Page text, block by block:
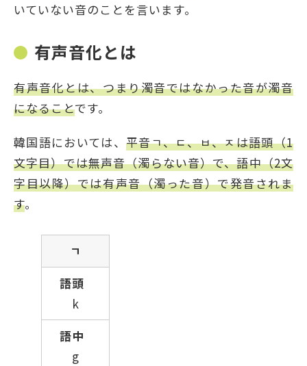
いていない音のことを言います。
有声音化とは
有声音化とは、つまり濁音ではなかった音が濁音
になることです。
韓国語においては、 平音ㄱ、ㄷ、ㅂ、ㅈは語頭（1
文字目）では無声音（濁らない音）で、語中（2文
字目以降）では有声音（濁った音）で発音されま
す。
ㄱ
k
g